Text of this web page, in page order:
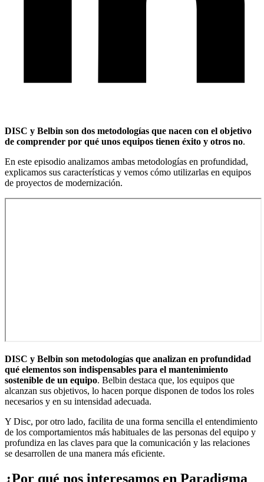
DISC y Belbin son dos metodologías que nacen con el objetivo
de comprender por qué unos equipos tienen éxito y otros no.
En este episodio analizamos ambas metodologías en profundidad,
explicamos sus características y vemos cómo utilizarlas en equipos
de proyectos de modernización.
DISC y Belbin son metodologías que analizan en profundidad
qué elementos son indispensables para el mantenimiento
sostenible de un equipo. Belbin destaca que, los equipos que
alcanzan sus objetivos, lo hacen porque disponen de todos los roles
necesarios y en su intensidad adecuada.
Y Disc, por otro lado, facilita de una forma sencilla el entendimiento
de los comportamientos más habituales de las personas del equipo y
profundiza en las claves para que la comunicación y las relaciones
se desarrollen de una manera más eficiente.
¿Por qué nos interesamos en Paradigma